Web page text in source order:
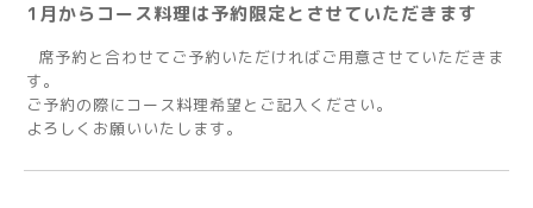
1月からコース料理は予約限定とさせていただきます
席予約と合わせてご予約いただければご用意させていただきま
す。
ご予約の際にコース料理希望とご記入ください。
よろしくお願いいたします。